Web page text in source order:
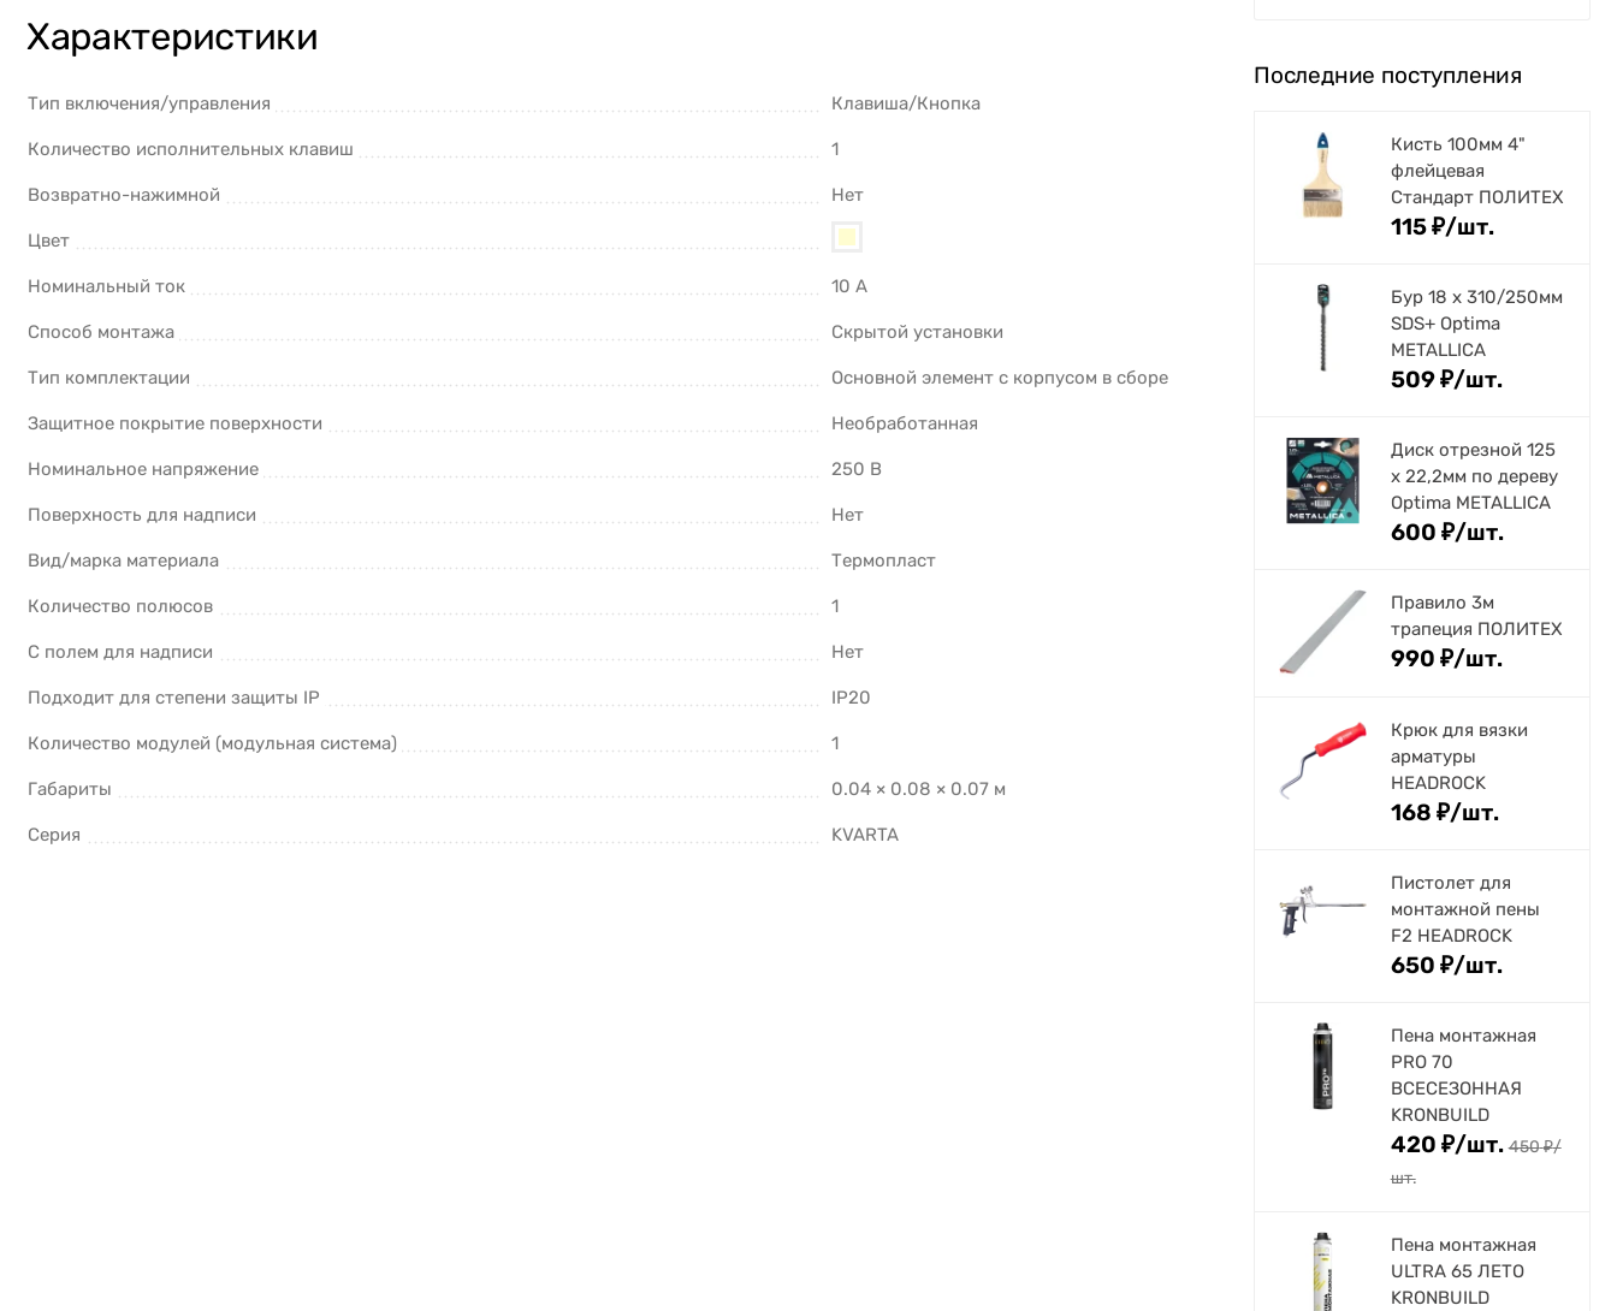
Характеристики
Тип включения/управления Клавиша/Кнопка
Количество исполнительных клавиш 1
Возвратно-нажимной Нет
Цвет
Номинальный ток 10 А
Способ монтажа Скрытой установки
Тип комплектации Основной элемент с корпусом в сборе
Защитное покрытие поверхности Необработанная
Номинальное напряжение 250 В
Поверхность для надписи Нет
Вид/марка материала Термопласт
Количество полюсов 1
С полем для надписи Нет
Подходит для степени защиты IP IP20
Количество модулей (модульная система) 1
Габариты 0.04 × 0.08 × 0.07 м
Серия KVARTA
Последние поступления
Кисть 100мм 4"
флейцевая
Стандарт ПОЛИТЕХ
115₽/шт.
Бур 18 х 310/250мм
SDS+ Optima
METALLICA
509₽/шт.
Диск отрезной 125
x 22,2мм по дереву
Optima METALLICA
600 ₽/шт.
Правило 3м
трапеция ПОЛИТЕХ
990 ₽/шт.
Крюк для вязки
арматуры
HEADROCK
168 ₽/шт.
Пистолет для
монтажной пены
F2 HEADROCK
650 ₽/шт.
Пена монтажная
PRO 70
ВСЕСЕЗОННАЯ
KRONBUILD
420 ₽/шт. 450₽/
шт.
Пена монтажная
ULTRA 65 ЛЕТО
KRONBUILD